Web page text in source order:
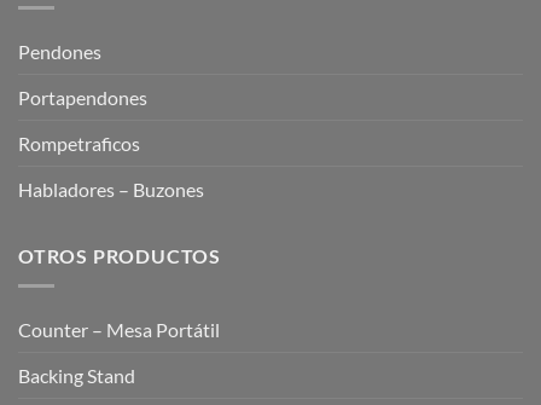
Pendones
Portapendones
Rompetraficos
Habladores – Buzones
OTROS PRODUCTOS
Counter – Mesa Portátil
Backing Stand